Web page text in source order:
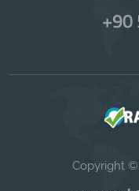
+90
Copyright ©